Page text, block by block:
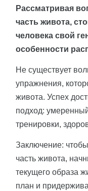
Рассматривая
часть живота,
человека свой
особенности
Не существует
упражнения,
живота. Успех
подход:
тренировки,
Заключение:
часть живота,
текущего образа
план и